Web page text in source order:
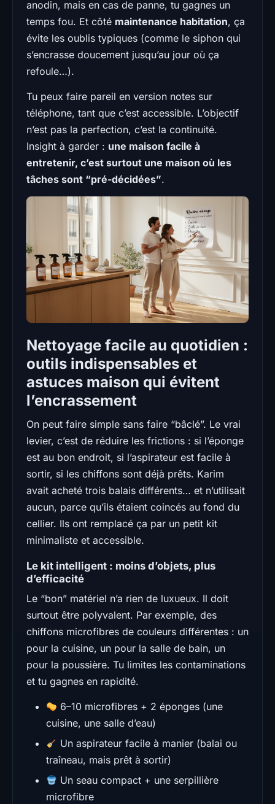
anodin, mais en cas de panne, tu gagnes un
temps fou. Et côté maintenance habitation, ça
évite les oublis typiques (comme le siphon qui
s’encrasse doucement jusqu’au jour où ça
refoule…).
Tu peux faire pareil en version notes sur
téléphone, tant que c’est accessible. L’objectif
n’est pas la perfection, c’est la continuité.
Insight à garder : une maison facile à
entretenir, c’est surtout une maison où les
tâches sont “pré-décidées”.
Nettoyage facile au quotidien :
outils indispensables et
astuces maison qui évitent
l’encrassement
On peut faire simple sans faire “bâclé”. Le vrai
levier, c’est de réduire les frictions : si l’éponge
est au bon endroit, si l’aspirateur est facile à
sortir, si les chiffons sont déjà prêts. Karim
avait acheté trois balais différents… et n’utilisait
aucun, parce qu’ils étaient coincés au fond du
cellier. Ils ont remplacé ça par un petit kit
minimaliste et accessible.
Le kit intelligent : moins d’objets, plus
d’efficacité
Le “bon” matériel n’a rien de luxueux. Il doit
surtout être polyvalent. Par exemple, des
chiffons microfibres de couleurs différentes : un
pour la cuisine, un pour la salle de bain, un
pour la poussière. Tu limites les contaminations
et tu gagnes en rapidité.
6–10 microfibres + 2 éponges (une
cuisine, une salle d’eau)
Un aspirateur facile à manier (balai ou
traîneau, mais prêt à sortir)
Un seau compact + une serpillière
microfibre